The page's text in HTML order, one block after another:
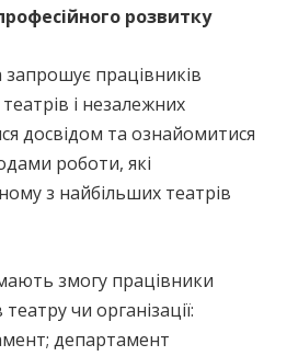
розвитку
працівників
і незалежних
досвідом та ознайомитися
роботи, які
з найбільших театрів
змогу працівники
чи організації:
департамент